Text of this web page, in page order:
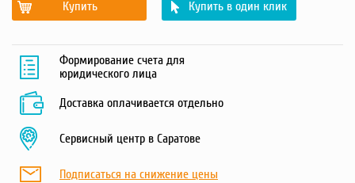
Купить Купить в один клик
Формирование счета для
юридического лица
Доставка оплачивается отдельно
Сервисный центр в Саратове
Подписаться на снижение цены